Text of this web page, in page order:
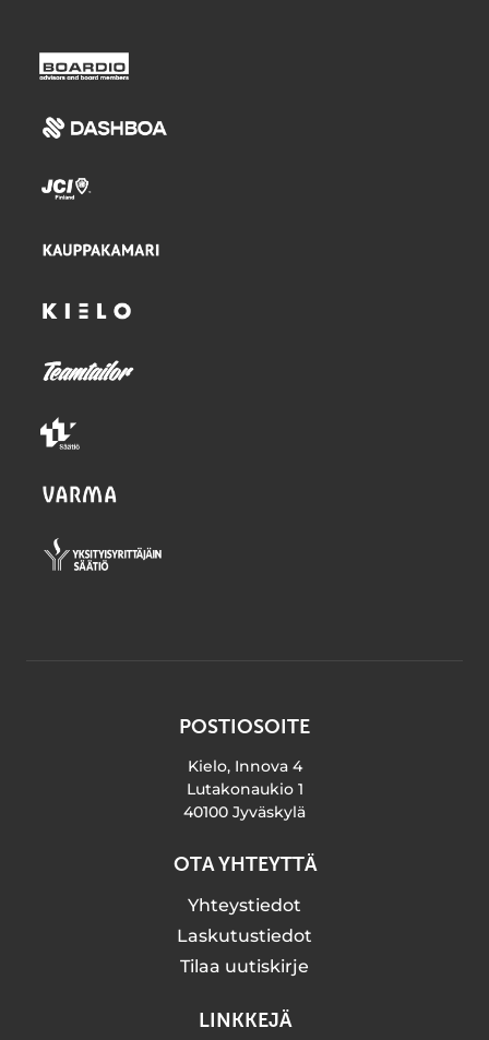
POSTIOSOITE
Kielo, Innova 4
Lutakonaukio 1
40100 Jyväskylä
OTA YHTEYTTÄ
Yhteystiedot
Laskutustiedot
Tilaa uutiskirje
LINKKEJÄ